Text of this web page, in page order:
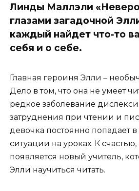
Линды Маллэли
глазами загадочной
каждый найдет что-то
себя и о себе.
Главная героиня Элли –
Дело в том, что она не умеет
редкое заболевание
затруднения при чтении и
девочка постоянно попадает
ситуации на уроках. К
появляется новый учитель,
Элли научиться читать.